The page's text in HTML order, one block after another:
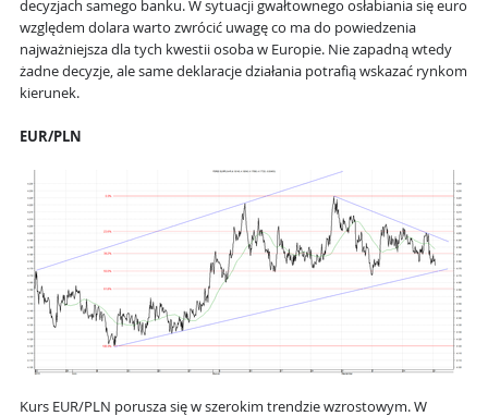
decyzjach samego banku. W sytuacji gwałtownego osłabiania się euro
względem dolara warto zwrócić uwagę co ma do powiedzenia
najważniejsza dla tych kwestii osoba w Europie. Nie zapadną wtedy
żadne decyzje, ale same deklaracje działania potrafią wskazać rynkom
kierunek.
EUR/PLN
Kurs EUR/PLN porusza się w szerokim trendzie wzrostowym. W